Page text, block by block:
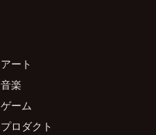
アート
音楽
ゲーム
プロダクト